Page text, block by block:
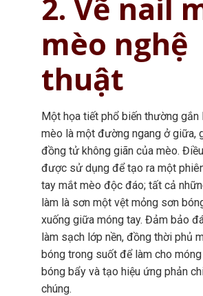
2. Vẽ nail
mèo nghệ
thuật
Một họa tiết phổ biến thường gắn
mèo là một đường ngang ở giữa,
đồng tử không giãn của mèo.
được sử dụng để tạo ra một
tay mắt mèo độc đáo; tất cả
làm là sơn một vệt mỏng sơn
xuống giữa móng tay. Đảm bảo
làm sạch lớp nền, đồng thời phủ
bóng trong suốt để làm cho
bóng bẩy và tạo hiệu ứng phản
chúng.